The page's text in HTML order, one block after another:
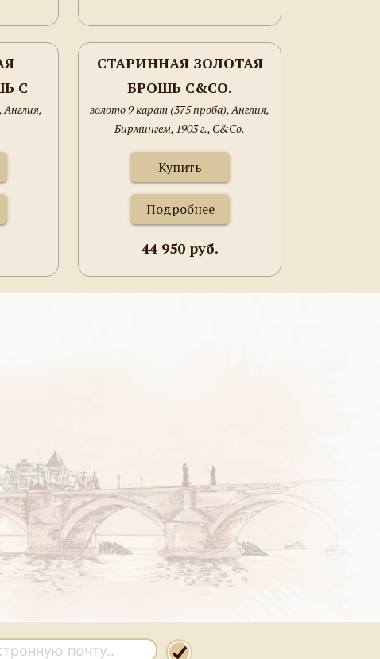
С
И
Англия,
СТАРИННАЯ ЗОЛОТАЯ
БРОШЬ C&CO.
золото 9 карат (375 проба), Англия,
Бирмингем, 1903 г., C&Co.
Купить
Подробнее
44 950 руб.